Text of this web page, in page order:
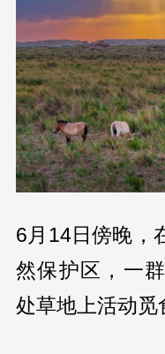
6月14日傍晚，
然保护区，一
处草地上活动觅